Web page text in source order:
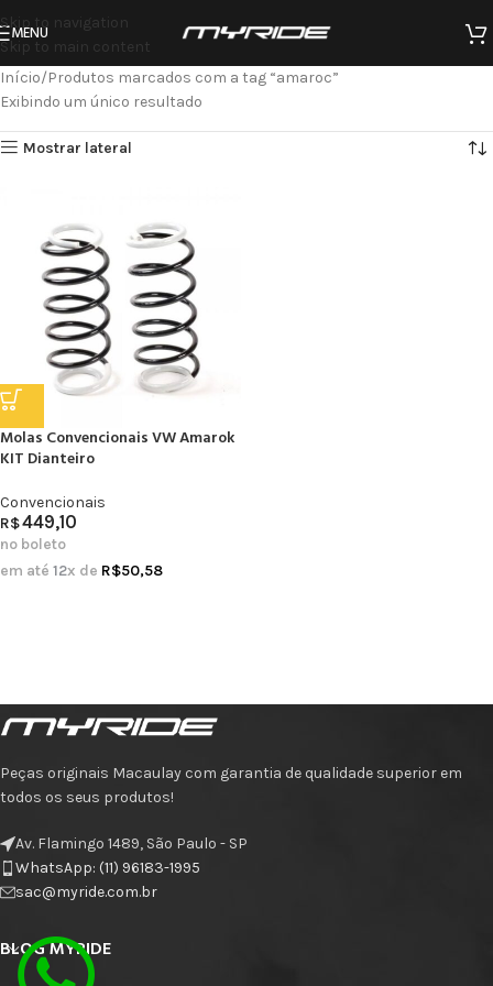
Skip to navigation
Skip to main content
MENU
Início Produtos marcados com a tag “amaroc”
Exibindo um único resultado
Mostrar lateral
Molas Convencionais VW Amarok
KIT Dianteiro
Convencionais
R$449,10
no boleto
em até 12x de R$50,58
Peças originais Macaulay com garantia de qualidade superior em
todos os seus produtos!
Av. Flamingo 1489, São Paulo - SP
WhatsApp: (11) 96183-1995
sac@myride.com.br
BLOG MYRIDE